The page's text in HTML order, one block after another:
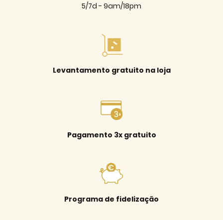
5/7d - 9am/18pm
Levantamento gratuito na loja
Pagamento 3x gratuito
Programa de fidelização